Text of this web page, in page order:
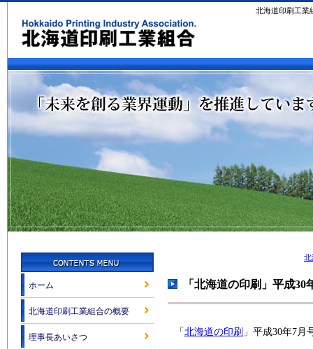
北海道印刷工業
北
「北海道の印刷」平成
「 北海道の印刷 」平成30年7
ホーム
北海道印刷工業組合の概要
理事長あいさつ